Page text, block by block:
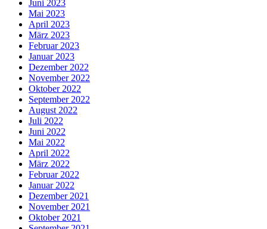
Juni 2023
Mai 2023
April 2023
März 2023
Februar 2023
Januar 2023
Dezember 2022
November 2022
Oktober 2022
September 2022
August 2022
Juli 2022
Juni 2022
Mai 2022
April 2022
März 2022
Februar 2022
Januar 2022
Dezember 2021
November 2021
Oktober 2021